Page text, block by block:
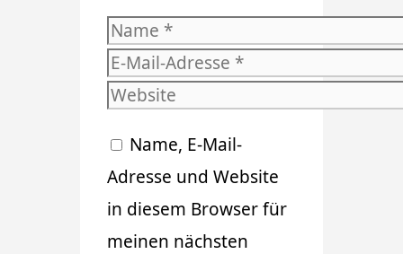
Name
E-
Mail-
Website
Name, E-Mail-
Adresse und Website
in diesem Browser für
meinen nächsten